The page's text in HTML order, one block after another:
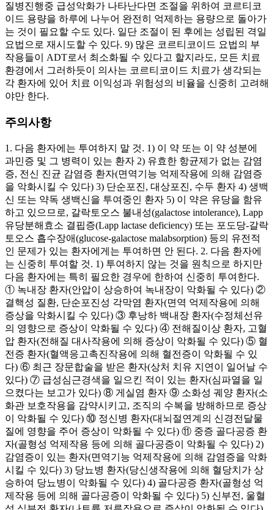
질병진행중 급성악화가 나타난다면 조절을 위하여 코르티코
이드 용량을 하루에 나누어 완전히 억제하는 용량으로 돌아가
는 것이 필요할 수도 있다. 일단 조절이 된 후에는 성립된 격일
요법으로 재시도할 수 있다. 9) 많은 코르티코이드 요법의 부
작용들이 ADT로서 최소화될 수 있다고 할지라도, 모든 치료
환경에서 그러하듯이 의사는 코르티코이드 치료가 생각되는
각 환자에 있어 치료 이익성과 위험성의 비율을 신중히 고려해
야만 한다.
주의사항
1. 다음 환자에는 투여하지 말 것. 1) 이 약 또는 이 약 성분에
과민증 및 그 병력이 있는 환자 2) 유효한 항균제가 없는 감염
증, 전신 진균 감염증 환자(면역기능 억제작용에 의해 감염증
을 악화시킬 수 있다) 3) 단순포진, 대상포진, 수두 환자 4) 생백
신 또는 약독 생백신을 투여중인 환자 5) 이 약은 유당을 함유
하고 있으므로, 갈락토오스 불내성(galactose intolerance), Lapp
유당분해효소 결핍증(Lapp lactase deficiency) 또는 포도당-갈락
토오스 흡수장애(glucose-galactose malabsorption) 등의 유전적
인 문제가 있는 환자에게는 투여하면 안 된다. 2. 다음 환자에
는 신중히 투여할 것. 1) 투여하지 않는 것을 원칙으로 하지만
다음 환자에는 특히 필요한 경우에 한하여 신중히 투여한다.
① 녹내장 환자(안압이 상승하여 녹내장이 악화될 수 있다) ②
결핵성 질환, 단순포진성 각막염 환자(면역 억제작용에 의해
증상을 악화시킬 수 있다) ③ 후낭하 백내장 환자(수정체선유
의 영향으로 증상이 악화될 수 있다) ④ 전해질이상 환자, 고혈
압 환자(전해질 대사작용에 의해 증상이 악화될 수 있다) ⑤ 혈
전증 환자(혈액응고촉진작용에 의해 혈전증이 악화될 수 있
다) ⑥ 최근 장문합술을 받은 환자(상처 치유 지연이 일어날 수
있다) ⑦ 급성심근경색을 일으킨 적이 있는 환자(심파열을 일
으켰다는 보고가 있다) ⑧ 게실염 환자 ⑨ 소화성 궤양 환자(소
화관 보호작용을 감약시키고, 조직의 수복을 방해하므로 증상
이 악화될 수 있다) ⑩ 정신병 환자(대뇌절연계의 신경전달물
질에 영향을 주어 증상이 악화될 수 있다) ⑪ 중증 골다공증 환
자(골형성 억제작용 등에 의해 골다공증이 악화될 수 있다) 2)
감염증이 있는 환자(면역기능 억제작용에 의해 감염증을 악화
시킬 수 있다) 3) 당뇨병 환자(당신생작용에 의해 혈당치가 상
승하여 당뇨병이 악화될 수 있다) 4) 골다공증 환자(골형성 억
제작용 등에 의해 골다공증이 악화될 수 있다) 5) 신부전, 울혈